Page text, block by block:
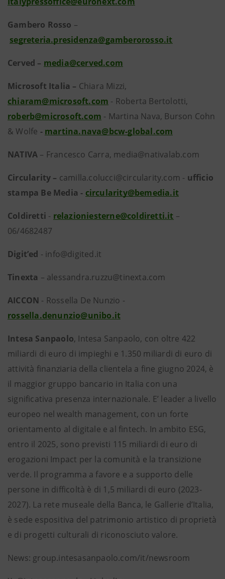
Gambero Rosso –
segreteria.presidenza@gamberorosso.it
Cerved – media@cerved.com
Microsoft Italia – Chiara Mizzi,
chiaram@microsoft.com - Roberta Bertolotti,
roberb@microsoft.com - Martina Nava, Burson Cohn
& Wolfe - martina.nava@bcw-global.com
NATIVA – Francesco Carra, media@nativalab.com
Circularity – camilla.colucci@circularity.com - ufficio
stampa Be Media - circularity@bemedia.it
Coldiretti - relazioniesterne@coldiretti.it –
06/4682487
Digit’ed - info@digited.it
Tinexta – alessandra.ruzzu@tinexta.com
AICCON - Rossella De Nunzio -
rossella.denunzio@unibo.it
Intesa Sanpaolo, Intesa Sanpaolo, con oltre 422
miliardi di euro di impieghi e 1.350 miliardi di euro di
attività finanziaria della clientela a fine giugno 2024, è
il maggior gruppo bancario in Italia con una
significativa presenza internazionale. E’ leader a livello
europeo nel wealth management, con un forte
orientamento al digitale e al fintech. In ambito ESG,
entro il 2025, sono previsti 115 miliardi di euro di
erogazioni Impact per la comunità e la transizione
verde. Il programma a favore e a supporto delle
persone in difficoltà è di 1,5 miliardi di euro (2023-
2027). La rete museale della Banca, le Gallerie d’Italia,
è sede espositiva del patrimonio artistico di proprietà
e di progetti culturali di riconosciuto valore.
News: group.intesasanpaolo.com/it/newsroom